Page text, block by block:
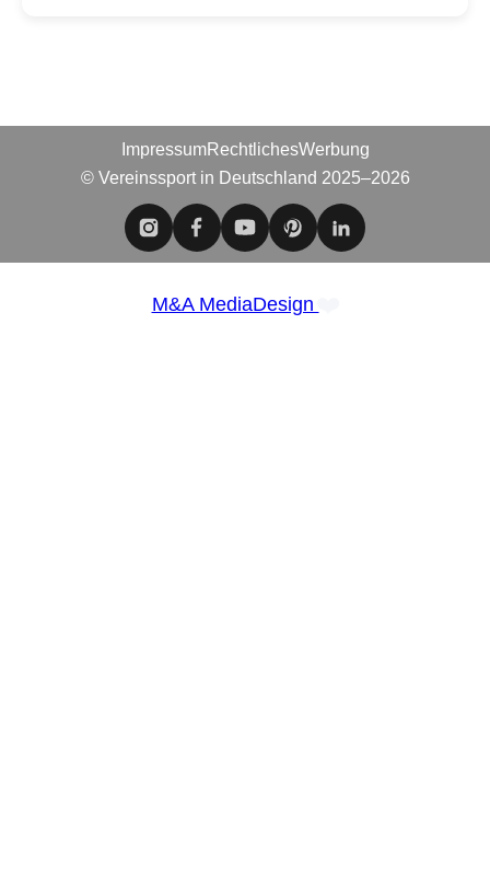
ImpressumRechtlichesWerbung
© Vereinssport in Deutschland 2025–2026
M&A MediaDesign